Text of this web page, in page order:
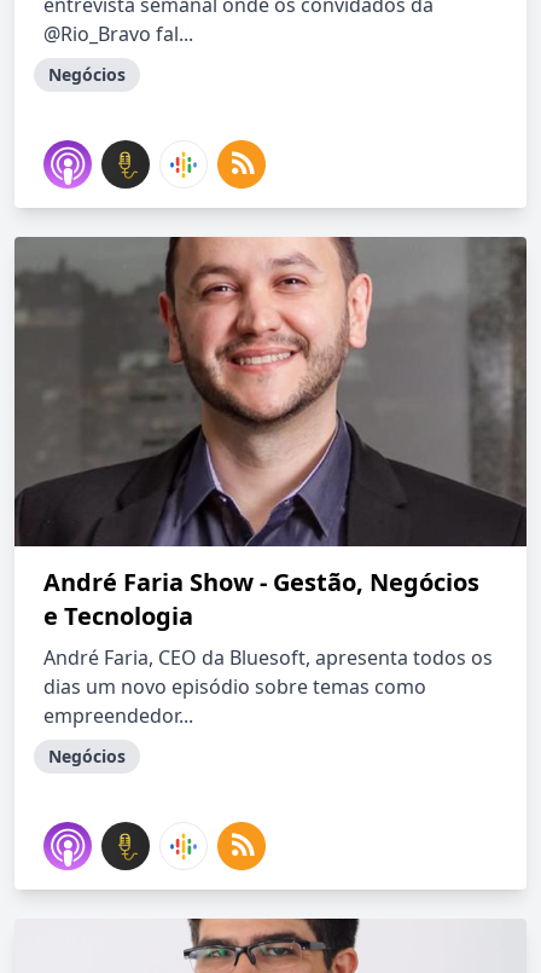
@Rio_Bravo fal...
Negócios
André Faria Show - Gestão, Negócios
e Tecnologia
André Faria, CEO da Bluesoft, apresenta todos os
dias um novo episódio sobre temas como
empreendedor...
Negócios